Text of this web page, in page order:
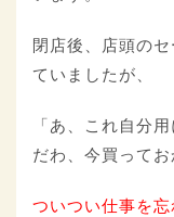
閉店後、店頭の
ていましたが、
「あ、これ自分
だわ、今買ってお
ついつい仕事を忘